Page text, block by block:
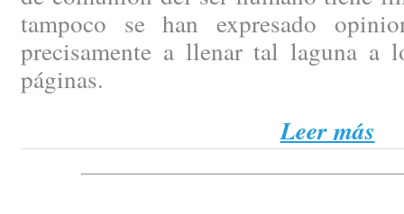
tampoco se han expresado
precisamente a llenar tal laguna a
páginas.
Leer más